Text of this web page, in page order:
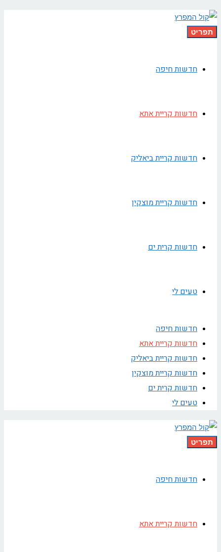
תפריט
חדשות חיפה
חדשות קריית אתא
חדשות קריית ביאליק
חדשות קריית מוצקין
חדשות קרית ים
טעים לי
חדשות חיפה
חדשות קריית אתא
חדשות קריית ביאליק
חדשות קריית מוצקין
חדשות קרית ים
טעים לי
תפריט
חדשות חיפה
חדשות קריית אתא